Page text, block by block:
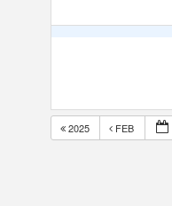
2025 FEB